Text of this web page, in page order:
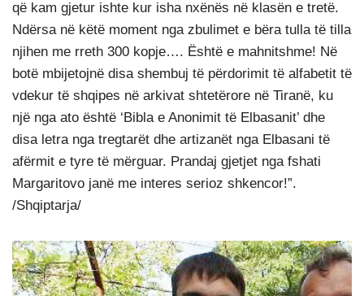
që kam gjetur ishte kur isha nxënës në klasën e tretë.
Ndërsa në këtë moment nga zbulimet e bëra tulla të tilla
njihen me rreth 300 kopje…. Është e mahnitshme! Në
botë mbijetojnë disa shembuj të përdorimit të alfabetit të
vdekur të shqipes në arkivat shtetërore në Tiranë, ku
një nga ato është ‘Bibla e Anonimit të Elbasanit’ dhe
disa letra nga tregtarët dhe artizanët nga Elbasani të
afërmit e tyre të mërguar. Prandaj gjetjet nga fshati
Margaritovo janë me interes serioz shkencor!”.
/Shqiptarja/